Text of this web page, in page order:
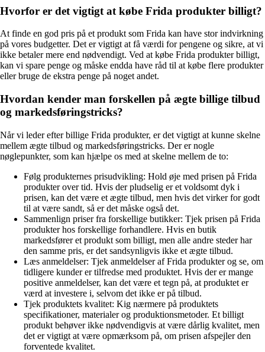
Hvorfor er det vigtigt at købe Frida produkter billigt?
At finde en god pris på et produkt som Frida kan have stor indvirkning
på vores budgetter. Det er vigtigt at få værdi for pengene og sikre, at vi
ikke betaler mere end nødvendigt. Ved at købe Frida produkter billigt,
kan vi spare penge og måske endda have råd til at købe flere produkter
eller bruge de ekstra penge på noget andet.
Hvordan kender man forskellen på ægte billige tilbud
og markedsføringstricks?
Når vi leder efter billige Frida produkter, er det vigtigt at kunne skelne
mellem ægte tilbud og markedsføringstricks. Der er nogle
nøglepunkter, som kan hjælpe os med at skelne mellem de to:
Følg produkternes prisudvikling: Hold øje med prisen på Frida
produkter over tid. Hvis der pludselig er et voldsomt dyk i
prisen, kan det være et ægte tilbud, men hvis det virker for godt
til at være sandt, så er det måske også det.
Sammenlign priser fra forskellige butikker: Tjek prisen på Frida
produkter hos forskellige forhandlere. Hvis en butik
markedsfører et produkt som billigt, men alle andre steder har
den samme pris, er det sandsynligvis ikke et ægte tilbud.
Læs anmeldelser: Tjek anmeldelser af Frida produkter og se, om
tidligere kunder er tilfredse med produktet. Hvis der er mange
positive anmeldelser, kan det være et tegn på, at produktet er
værd at investere i, selvom det ikke er på tilbud.
Tjek produktets kvalitet: Kig nærmere på produktets
specifikationer, materialer og produktionsmetoder. Et billigt
produkt behøver ikke nødvendigvis at være dårlig kvalitet, men
det er vigtigt at være opmærksom på, om prisen afspejler den
forventede kvalitet.